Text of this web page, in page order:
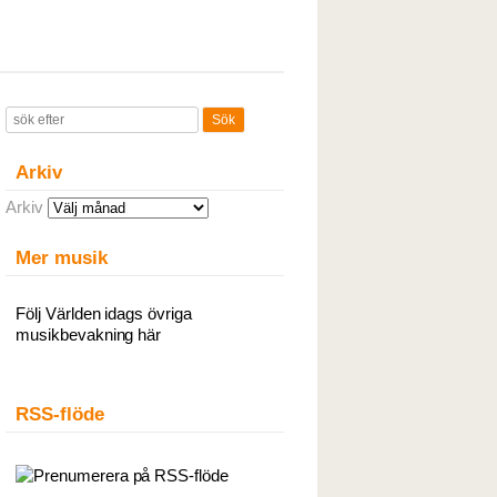
Arkiv
Arkiv
Mer musik
Följ Världen idags övriga
musikbevakning här
RSS-flöde